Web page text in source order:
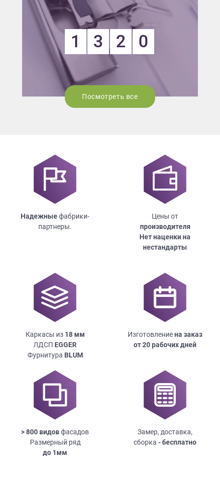
1 3 2 0
Посмотреть все
Надежныефабрики-
партнеры.
Цены от
производителя
Нет наценки на
нестандарты
Каркасы из 18мм
ЛДСП EGGER
Фурнитура BLUM
Изготовлениена заказ
от 20 рабочих дней
> 800 видовфасадов
Размерный ряд
до 1мм
Замер, доставка,
сборка - бесплатно